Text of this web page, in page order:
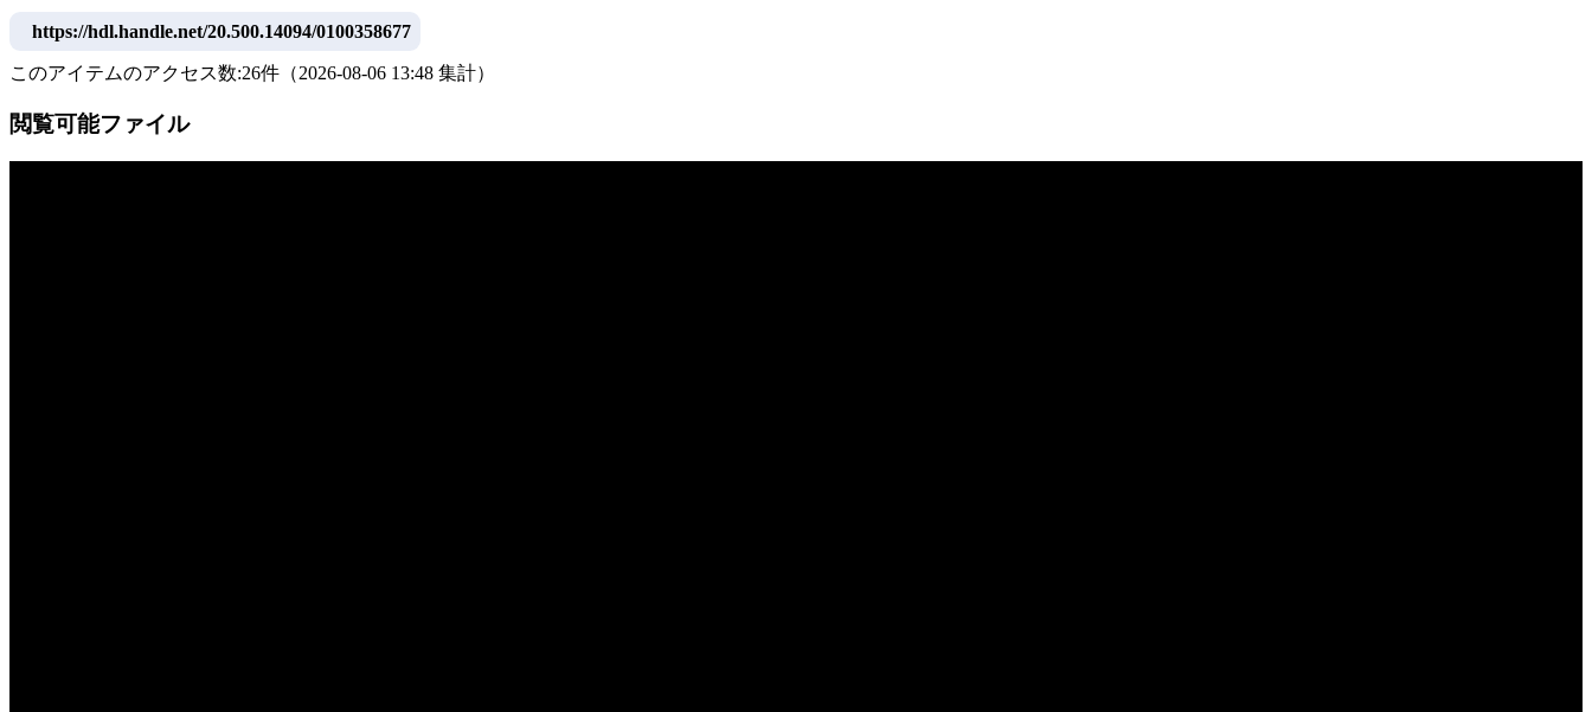
https://hdl.handle.net/20.500.14094/0100358677
このアイテムのアクセス数:26件 （2026-08-06 13:48 集計）
閲覧可能ファイル